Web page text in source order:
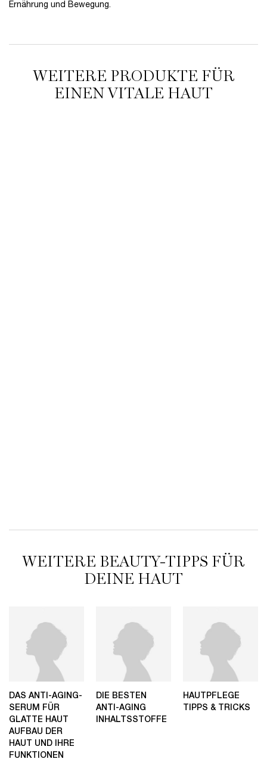
Ernährung und Bewegung.
WEITERE PRODUKTE FÜR
EINEN VITALE HAUT
WEITERE BEAUTY-TIPPS FÜR
DEINE HAUT
DAS ANTI-AGING-
SERUM FÜR
GLATTE HAUT
AUFBAU DER
HAUT UND IHRE
FUNKTIONEN
DIE BESTEN
ANTI-AGING
INHALTSSTOFFE
HAUTPFLEGE
TIPPS & TRICKS